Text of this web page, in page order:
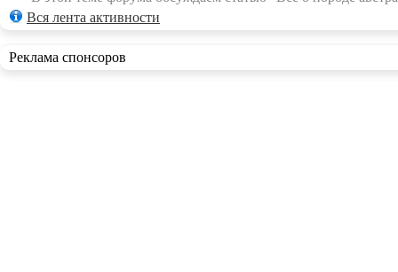
Вся лента активности
Реклама спонсоров